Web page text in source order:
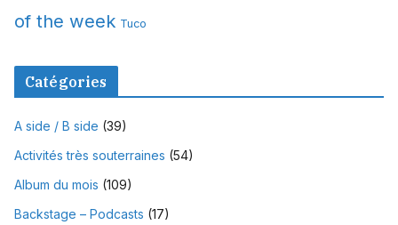
of the week Tuco
Catégories
A side / B side (39)
Activités très souterraines (54)
Album du mois (109)
Backstage – Podcasts (17)